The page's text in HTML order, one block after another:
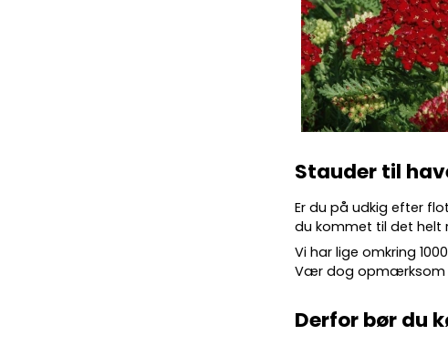
Stauder til
Er du på udkig efter
du kommet til det helt
Vi har lige omkring 10
Vær dog opmærksom
Derfor bør du